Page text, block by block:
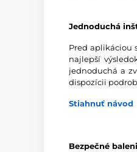
Jednoduchá
Pred aplikáciou
najlepší
jednoduchá a
dispozícii
Stiahnuť návod
Bezpečné